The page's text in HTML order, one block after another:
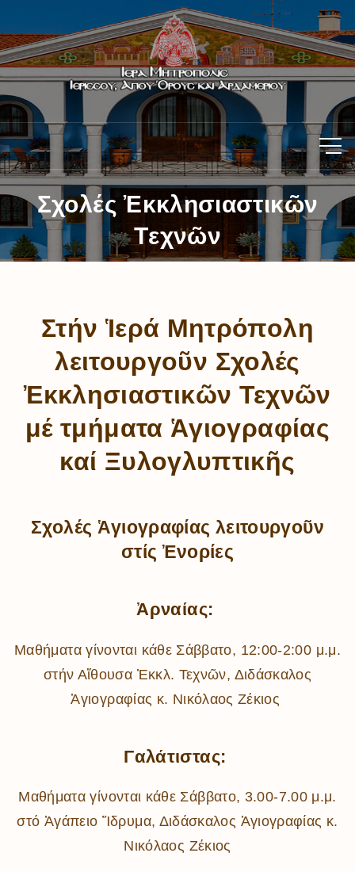
Σχολές Ἐκκλησιαστικῶν
Tεχνῶν
Στήν Ἱερά Μητρόπολη
λειτουργοῦν Σχολές
Ἐκκλησιαστικῶν Τεχνῶν
μέ τμήματα Ἁγιογραφίας
καί Ξυλογλυπτικῆς
Σχολές Ἁγιογραφίας λειτουργοῦν
στίς Ἐνορίες
Ἀρναίας:
Μαθήματα γίνονται κάθε Σάββατο, 12:00-2:00 μ.μ.
στήν Αἴθουσα Ἐκκλ. Τεχνῶν, Διδάσκαλος
Ἁγιογραφίας κ. Νικόλαος Ζέκιος
Γαλάτιστας:
Μαθήματα γίνονται κάθε Σάββατο, 3.00-7.00 μ.μ.
στό Ἀγάπειο Ἵδρυμα, Διδάσκαλος Ἁγιογραφίας κ.
Νικόλαος Ζέκιος